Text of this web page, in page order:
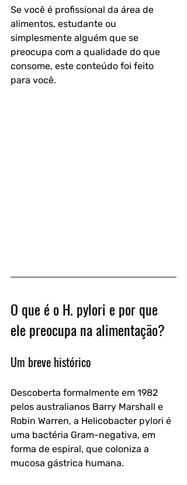
Se você é profissional da área de
alimentos, estudante ou
simplesmente alguém que se
preocupa com a qualidade do que
consome, este conteúdo foi feito
para você.
O que é o H. pylori e por que
ele preocupa na alimentação?
Um breve histórico
Descoberta formalmente em 1982
pelos australianos Barry Marshall e
Robin Warren, a Helicobacter pylori é
uma bactéria Gram-negativa, em
forma de espiral, que coloniza a
mucosa gástrica humana.